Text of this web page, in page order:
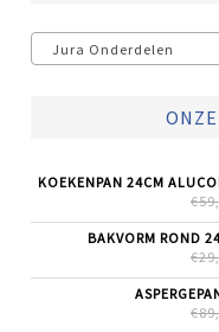
Jura Onderdelen
KOEKENPAN 24CM
€
BAKVORM ROND
€
€